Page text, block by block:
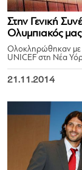
Στην Γενική
Ολυμπιακός
Ολοκληρώθηκαν με
UNICEF στη Νέα
21.11.2014